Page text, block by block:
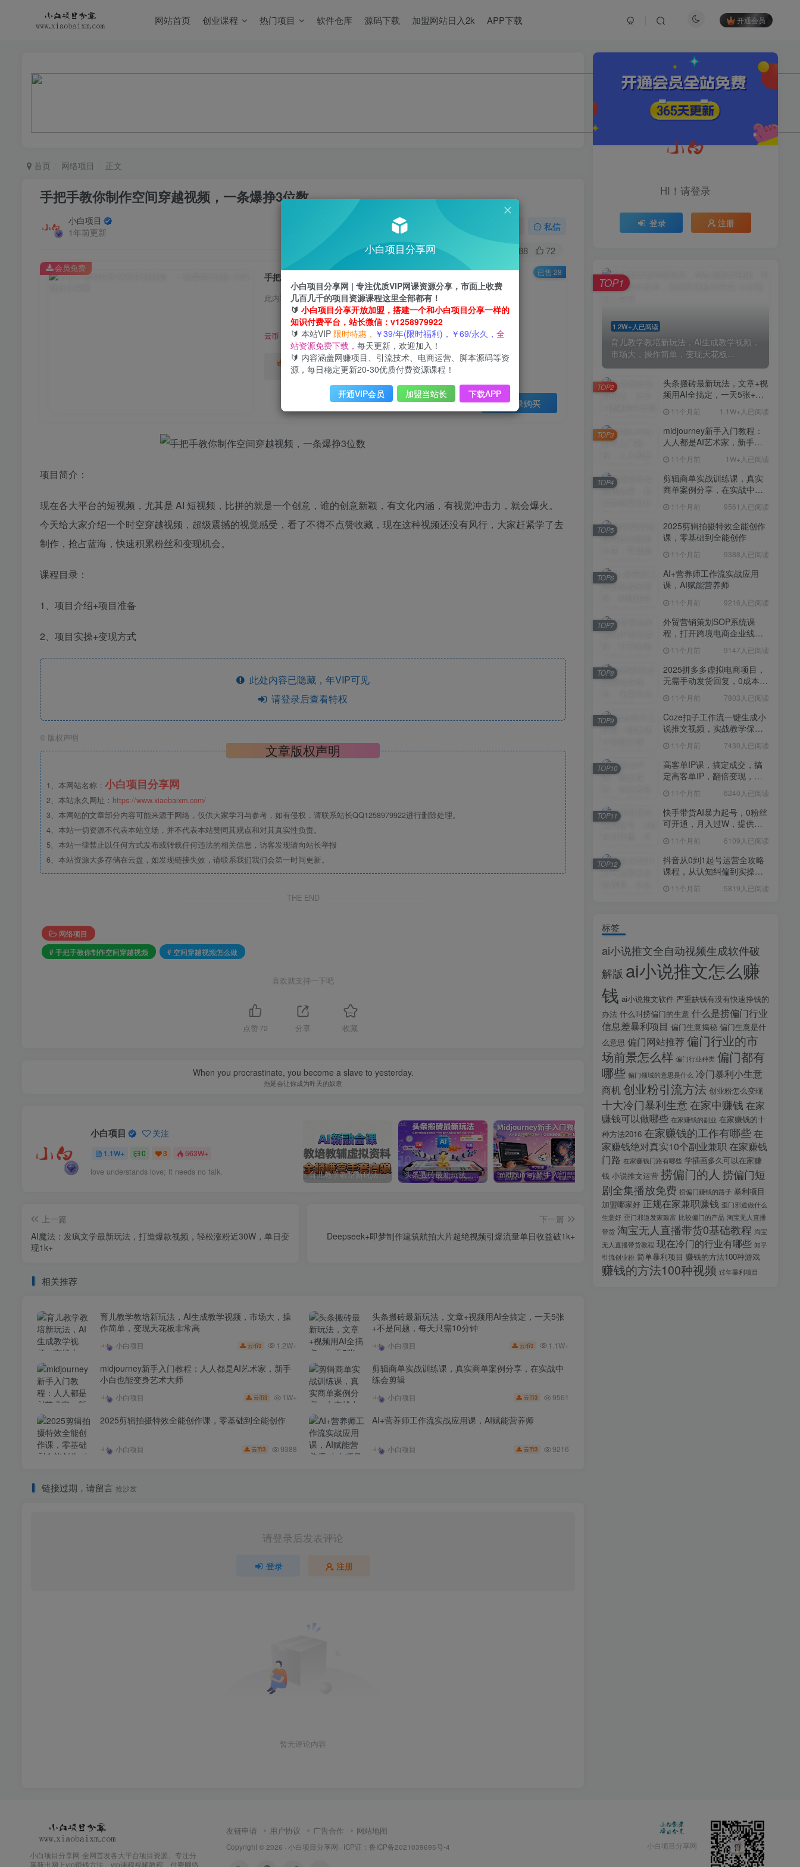
网站首页 创业课程 热门项目 软件仓库 源码下载 加盟网站日入2k APP下载 开通会员
首页 网络项目 正文
手把手教你制作空间穿越视频，一条爆挣3位数
小白项目
1年前更新
私信
88 72
手把手教你制作空间穿越视频，一条爆挣3位数
此内容为会员免费，请付费后查看
云币 3 限时特惠
云币99
年VIP免费 终身VIP会员
免费
登录购买
会员免费 已售 28
项目简介：
现在各大平台的短视频，尤其是 AI 短视频，比拼的就是一个创意，谁的创意新颖，有文化内涵，有视觉冲击力，就会爆火。
今天给大家介绍一个时空穿越视频，超级震撼的视觉感受，看了不得不点赞收藏，现在这种视频还没有风行，大家赶紧学了去
制作，抢占蓝海，快速积累粉丝和变现机会。
课程目录：
1、项目介绍+项目准备
2、项目实操+变现方式
此处内容已隐藏，年VIP可见
请登录后查看特权
© 版权声明
文章版权声明
1、本网站名称： 小白项目分享网
2、本站永久网址： https://www.xiaobaixm.com/
3、本网站的文章部分内容可能来源于网络，仅供大家学习与参考，如有侵权，请联系站长QQ1258979922进行删除处理。
4、本站一切资源不代表本站立场，并不代表本站赞同其观点和对其真实性负责。
5、本站一律禁止以任何方式发布或转载任何违法的相关信息，访客发现请向站长举报
6、本站资源大多存储在云盘，如发现链接失效，请联系我们我们会第一时间更新。
THE END
网络项目
# 手把手教你制作空间穿越视频
# 空间穿越视频怎么做
喜欢就支持一下吧
点赞 72 分享 收藏
When you procrastinate, you become a slave to yesterday.
拖延会让你成为昨天的奴隶
小白项目 关注
1.1W+ 0 3 563W+
love understands love; it needs no talk. 育儿教学教培新玩法，AI生成教学视频，市场大，操作简单，变现天花板非常高 头条搬砖最新玩法，文章+视频用AI全搞定，一天5张+不是问题，每天只需10分钟 midjourney新手入门教程：人人都是AI艺术家，新手小白也能变身艺术大师 剪辑商单实战训练课，真实商单案例分享，在实战中练会剪辑 2025剪辑拍摄特效全能创作课，零基础到全能创作
上一篇
AI魔法：发疯文学最新玩法，打造爆款视频，轻松涨粉近30W，单日变
现1k+
下一篇
Deepseek+即梦制作建筑航拍大片超绝视频引爆流量单日收益破1k+
相关推荐
育儿教学教培新玩法，AI生成教学视频，市场大，操
作简单，变现天花板非常高
小白项目 云币3 1.2W+
头条搬砖最新玩法，文章+视频用AI全搞定，一天5张
+不是问题，每天只需10分钟
小白项目 云币3 1.1W+
midjourney新手入门教程：人人都是AI艺术家，新手
小白也能变身艺术大师
小白项目 云币3 1W+
剪辑商单实战训练课，真实商单案例分享，在实战中
练会剪辑
小白项目 云币3 9561
2025剪辑拍摄特效全能创作课，零基础到全能创作
小白项目 云币3 9388
AI+营养师工作流实战应用课，AI赋能营养师
小白项目 云币3 9216
链接过期，请留言 抢沙发
请登录后发表评论
登录 注册
暂无评论内容
1.2W+人已阅读
育儿教学教培新玩法，AI生成教学视频，
市场大，操作简单，变现天花板...
TOP1
频用AI全搞定，一天5张+不
是问题，每天只需10分钟
midjourney新手入门教程：
人人都是AI艺术家，新手小
TOP4
11个月前 9388人已阅读
TOP5
AI+营养师工作流实战应用
课，AI赋能营养师
11个月前 9216人已阅读
TOP6
外贸营销策划SOP系统课
程，打开跨境电商企业线上
营销任督二脉
11个月前 9147人已阅读
2025拼多多虚拟电商项目，
无需手动发货回复，0成本，
轻松月入1-5W【揭秘】
11个月前 7803人已阅读
Coze扣子工作流一键生成小
说推文视频，实战教学保姆
级教程11个月前 7430人已阅读
高客单IP课，搞定成交，搞
定高客单IP，翻倍变现，轻
松卖爆，不销而销
11个月前 6240人已阅读
快手带货AI暴力起号，0粉丝
可开通，月入过W，提供账
号就行，适合普通人的懒人
项目【揭秘】
11个月前 6109人已阅读
抖音从0到1起号运营全攻略
课程，从认知纠偏到实操落
地，高效起号变现
11个月前 5819人已阅读
HI！请登录
登录 注册
1.2W+人已阅读
育儿教学教培新玩法，AI生成教学视频，
市场大，操作简单，变现天花板...
TOP1
头条搬砖最新玩法，文章+视
频用AI全搞定，一天5张+不
11个月前 1.1W+人已阅读
TOP2
midjourney新手入门教程：
人人都是AI艺术家，新手小
11个月前 1W+人已阅读
TOP3
剪辑商单实战训练课，真实
商单案例分享，在实战中练
11个月前 9561人已阅读
TOP4
2025剪辑拍摄特效全能创作
课，零基础到全能创作
11个月前 9388人已阅读
TOP5
AI+营养师工作流实战应用
课，AI赋能营养师
11个月前 9216人已阅读
TOP6
外贸营销策划SOP系统课
程，打开跨境电商企业线上
11个月前 9147人已阅读
TOP7
2025拼多多虚拟电商项目，
无需手动发货回复，0成本，
11个月前 7803人已阅读
TOP8
Coze扣子工作流一键生成小
说推文视频，实战教学保姆
11个月前 7430人已阅读
TOP9
高客单IP课，搞定成交，搞
定高客单IP，翻倍变现，轻
11个月前 6240人已阅读
TOP10
快手带货AI暴力起号，0粉丝
可开通，月入过W，提供账
项目【揭秘】
11个月前 6109人已阅读
TOP11
抖音从0到1起号运营全攻略
课程，从认知纠偏到实操落
11个月前 5819人已阅读
TOP12
标签
ai小说推文全自动视频生成软件破
解版 ai小说推文怎么赚
钱 ai小说推文软件 严重缺钱有没有快速挣钱的
办法 什么叫捞偏门的生意 什么是捞偏门行业
信息差暴利项目 偏门生意揭秘 偏门生意是什
么意思 偏门网站推荐 偏门行业的市
场前景怎么样 偏门行业种类 偏门都有
哪些 偏门领域的意思是什么 冷门暴利小生意
商机创业粉引流方法 创业粉怎么变现
十大冷门暴利生意 在家中赚钱 在家
赚钱可以做哪些 在家赚钱的副业 在家赚钱的十
种方法2016 在家赚钱的工作有哪些在
家赚钱绝对真实10个副业兼职 在家赚钱
门路 在家赚钱门路有哪些 学插画多久可以在家赚
钱 小说推文运营 捞偏门的人 捞偏门短
剧全集播放免费 捞偏门赚钱的路子 暴利项目
加盟哪家好 正规在家兼职赚钱 歪门邪道做什么
生意好 歪门邪道发家致富 比较偏门的产品 淘宝无人直播
带货 淘宝无人直播带货0基础教程 淘宝
无人直播带货教程 现在冷门的行业有哪些 知乎
引流创业粉 简单暴利项目 赚钱的方法100种游戏
赚钱的方法100种视频 过年暴利项目
小白项目分享网-全网首发各大平台项目资源、专注分
享新出网上vip赚钱方法、vip课程视频教程、付费网络
友链申请 用户协议 广告合作 网站地图
Copyright © 2026 · 小白项目分享网 · ICP证： 鲁ICP备2021039695号-4 小白项目分享网
小白项目分享网
小白项目分享网 | 专注优质VIP网课资源分享，市面上收费
几百几千的项目资源课程这里全部都有！
🔰 小白项目分享开放加盟，搭建一个和小白项目分享一样的
知识付费平台，站长微信：v1258979922
🔰 本站VIP 限时特惠， ￥39/年(限时福利)，￥69/永久， 全
站资源免费下载， 每天更新，欢迎加入！
🔰 内容涵盖网赚项目、引流技术、电商运营、脚本源码等资
源，每日稳定更新20-30优质付费资源课程！
开通VIP会员 加盟当站长 下载APP